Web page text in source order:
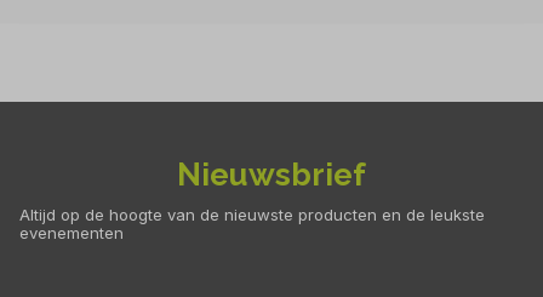
Nieuwsbrief
Altijd op de hoogte van de nieuwste producten en de leukste
evenementen